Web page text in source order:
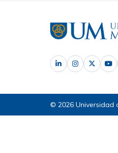
© 2026 Universidad